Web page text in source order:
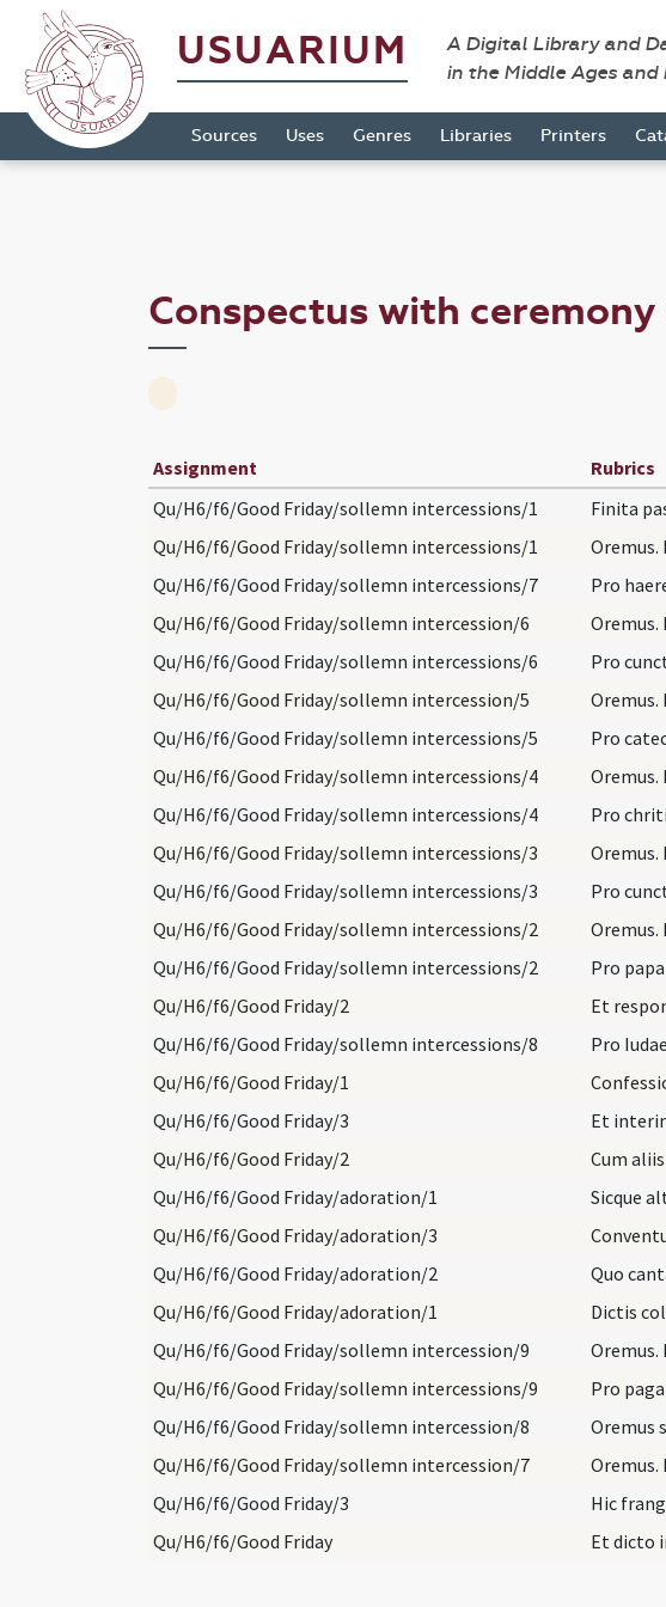
USUARIUM
A Digital Library and
in the Middle Ages and
Sources Uses Genres Libraries Printers
Conspectus with
Assignment Rubrics
Qu/H6/f6/Good Friday/sollemn intercessions/1
Qu/H6/f6/Good Friday/sollemn intercessions/1
Qu/H6/f6/Good Friday/sollemn intercessions/7
Pro
Qu/H6/f6/Good Friday/sollemn intercession/6
Oremus.
Qu/H6/f6/Good Friday/sollemn intercessions/6
Pro
Qu/H6/f6/Good Friday/sollemn intercession/5
Oremus.
Qu/H6/f6/Good Friday/sollemn intercessions/5
Pro
Qu/H6/f6/Good Friday/sollemn intercessions/4
Oremus.
Qu/H6/f6/Good Friday/sollemn intercessions/4
Pro
Qu/H6/f6/Good Friday/sollemn intercessions/3
Oremus.
Qu/H6/f6/Good Friday/sollemn intercessions/3
Pro
Qu/H6/f6/Good Friday/sollemn intercessions/2
Oremus.
Qu/H6/f6/Good Friday/sollemn intercessions/2
Pro
Qu/H6/f6/Good Friday/2
Qu/H6/f6/Good Friday/sollemn intercessions/8
Pro
Qu/H6/f6/Good Friday/1
Qu/H6/f6/Good Friday/3
Qu/H6/f6/Good Friday/2
Qu/H6/f6/Good Friday/adoration/1
Qu/H6/f6/Good Friday/adoration/3
Qu/H6/f6/Good Friday/adoration/2
Qu/H6/f6/Good Friday/adoration/1
Qu/H6/f6/Good Friday/sollemn intercession/9
Oremus.
Qu/H6/f6/Good Friday/sollemn intercessions/9
Pro
Qu/H6/f6/Good Friday/sollemn intercession/8
Oremus
Qu/H6/f6/Good Friday/sollemn intercession/7
Oremus.
Qu/H6/f6/Good Friday/3
Qu/H6/f6/Good Friday